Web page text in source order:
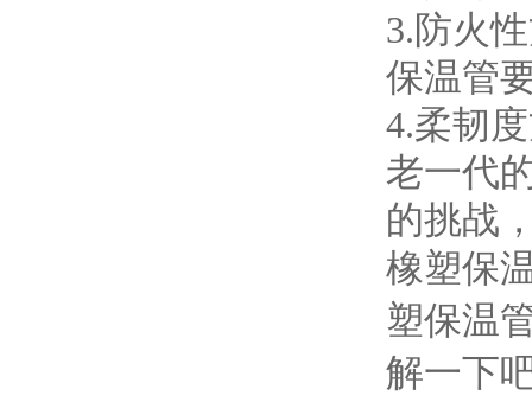
3.防火
保温管
4.柔韧
老一代
的挑战
橡塑保
塑保温
解一下